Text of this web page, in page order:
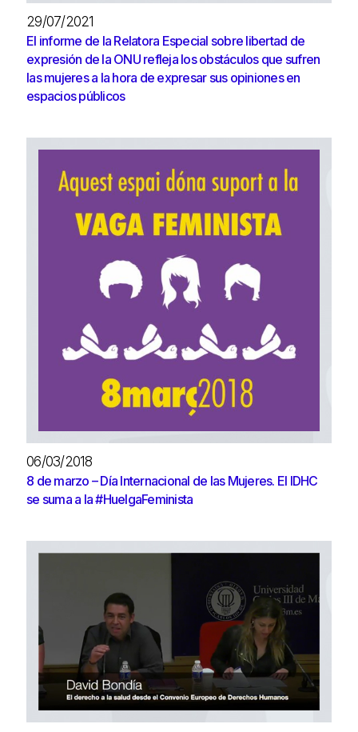
29/07/2021
El informe de la Relatora Especial sobre libertad de
expresión de la ONU refleja los obstáculos que sufren
las mujeres a la hora de expresar sus opiniones en
espacios públicos
06/03/2018
8 de marzo – Día Internacional de las Mujeres. El IDHC
se suma a la #HuelgaFeminista